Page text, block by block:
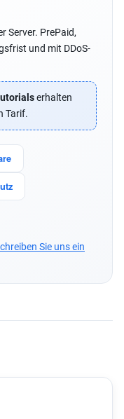
Server. PrePaid,
und mit DDoS-
erhalten
Tarif.
Sie uns ein